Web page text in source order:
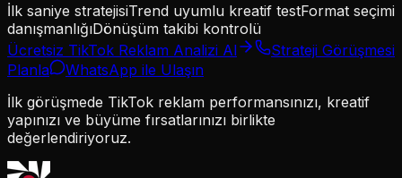
İlk saniye stratejisiTrend uyumlu kreatif testFormat seçimi
danışmanlığıDönüşüm takibi kontrolü
Ücretsiz TikTok Reklam Analizi Al
Strateji Görüşmesi
Planla
WhatsApp ile Ulaşın
İlk görüşmede TikTok reklam performansınızı, kreatif
yapınızı ve büyüme fırsatlarınızı birlikte
değerlendiriyoruz.